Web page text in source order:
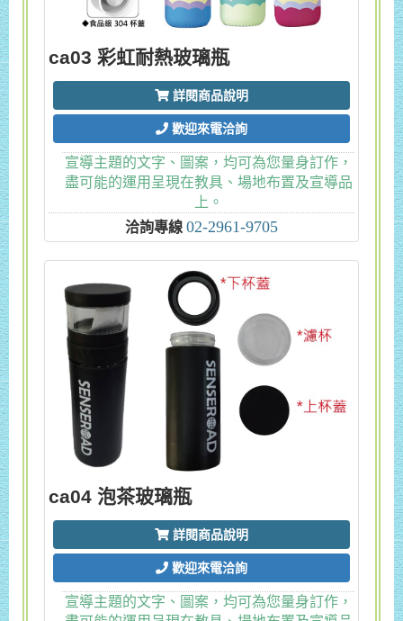
ca03 彩虹耐熱玻璃瓶
詳閱商品說明
歡迎來電洽詢
宣導主題的文字、圖案，均可為您量身訂作，
盡可能的運用呈現在教具、場地布置及宣導品
上。
洽詢專線 02-2961-9705
ca04 泡茶玻璃瓶
詳閱商品說明
歡迎來電洽詢
宣導主題的文字、圖案，均可為您量身訂作，